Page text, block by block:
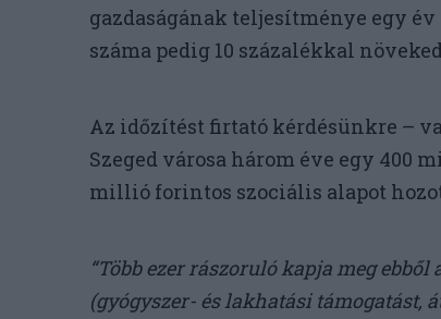
gazdaságának teljesítménye egy
száma pedig 10 százalékkal
Az időzítést firtató kérdésünkre –
Szeged városa három éve egy 400
millió forintos szociális alapot
“Több ezer rászoruló kapja meg
(gyógyszer- és lakhatási támogatást,